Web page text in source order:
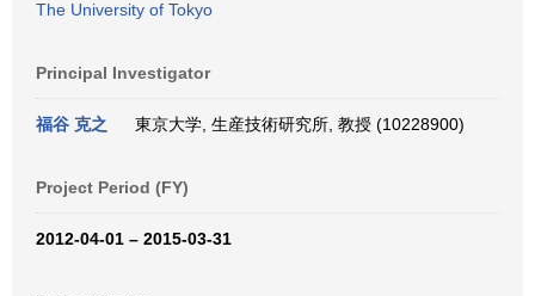
The University of Tokyo
Principal Investigator
福谷 克之 東京大学, 生産技術研究所, 教授 (10228900)
Project Period (FY)
2012-04-01 – 2015-03-31